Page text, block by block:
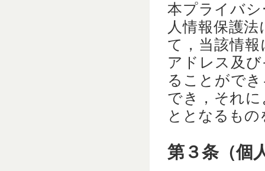
本プライバ
人情報保護
て，当該情
アドレス及
ることがで
でき，それ
ととなるも
第３条（個